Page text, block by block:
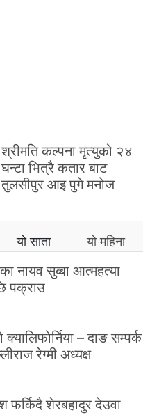
श्रीमति कल्पना मृत्युको २४
घन्टा भित्रै कतार बाट
तुलसीपुर आइ पुगे मनोज
यो साता यो महिना
नायव सुब्बा आत्महत्या
पक्राउ
– दाङ सम्पर्क
रेग्मी अध्यक्ष
शेरबहादुर देउवा